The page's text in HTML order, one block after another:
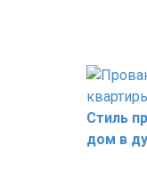
Стиль
дом в